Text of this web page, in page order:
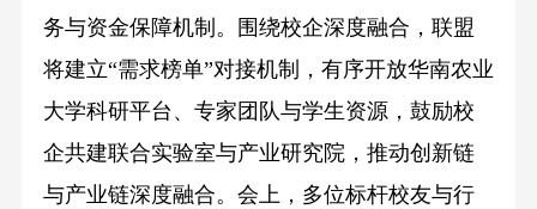
务与资金保障机制。围绕校企深度融合，联盟
将建立“需求榜单”对接机制，有序开放华南农业
大学科研平台、专家团队与学生资源，鼓励校
企共建联合实验室与产业研究院，推动创新链
与产业链深度融合。会上，多位标杆校友与行